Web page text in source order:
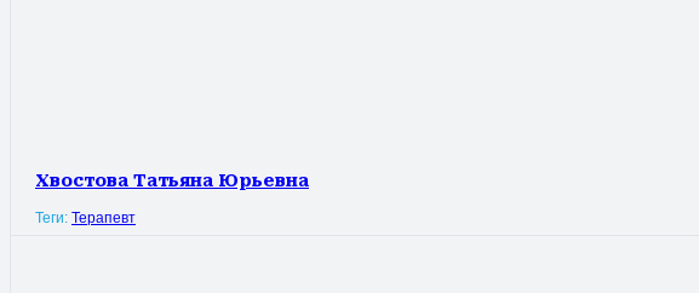
Хвостова Татьяна Юрьевна
Теги: Терапевт